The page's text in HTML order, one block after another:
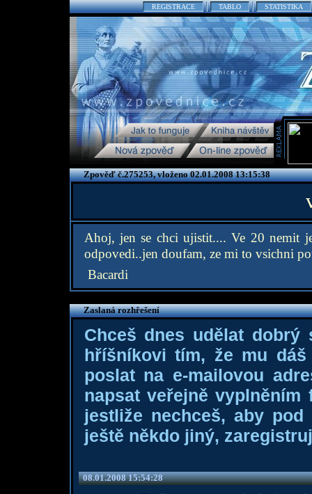
REGISTRACE TABLO STATISTIKA
Zpověď č.275253, vloženo 02.01.2008 13:15:38
Ahoj, jen se chci ujistit.... Ve 20 nemit
odpovedi..jen doufam, ze mi to vsichni
Bacardi
Zaslaná rozhřešení
Chceš dnes udělat dobrý
hříšníkovi tím, že mu
poslat na e-mailovou
napsat veřejně
jestliže nechceš, aby
ještě někdo jiný,
08.01.2008 15:54:28